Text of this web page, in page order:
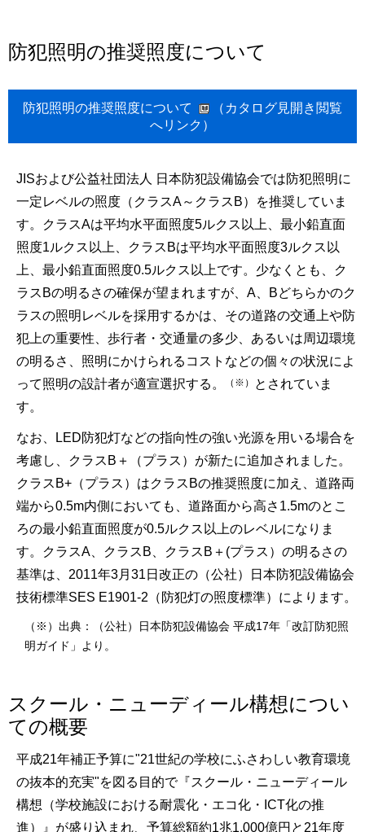
防犯照明の推奨照度について
防犯照明の推奨照度について
（カタログ見開き閲覧
へリンク）
JISおよび公益社団法人 日本防犯設備協会では防犯照明に
一定レベルの照度（クラスA～クラスB）を推奨していま
す。クラスAは平均水平面照度5ルクス以上、最小鉛直面
照度1ルクス以上、クラスBは平均水平面照度3ルクス以
上、最小鉛直面照度0.5ルクス以上です。少なくとも、ク
ラスBの明るさの確保が望まれますが、A、Bどちらかのク
ラスの照明レベルを採用するかは、その道路の交通上や防
犯上の重要性、歩行者・交通量の多少、あるいは周辺環境
の明るさ、照明にかけられるコストなどの個々の状況によ
って照明の設計者が適宣選択する。
（※）
とされていま
す。
なお、LED防犯灯などの指向性の強い光源を用いる場合を
考慮し、クラスB＋（プラス）が新たに追加されました。
クラスB+（プラス）はクラスBの推奨照度に加え、道路両
端から0.5m内側においても、道路面から高さ1.5mのとこ
ろの最小鉛直面照度が0.5ルクス以上のレベルになりま
す。クラスA、クラスB、クラスB＋(プラス）の明るさの
基準は、2011年3月31日改正の（公社）日本防犯設備協会
技術標準SES E1901-2（防犯灯の照度標準）によります。
（※）出典：（公社）日本防犯設備協会 平成17年「改訂防犯照
明ガイド」より。
スクール・ニューディール構想につい
ての概要
平成21年補正予算に"21世紀の学校にふさわしい教育環境
の抜本的充実"を図る目的で『スクール・ニューディール
構想（学校施設における耐震化・エコ化・ICT化の推
進）』が盛り込まれ、予算総額約1兆1,000億円と21年度